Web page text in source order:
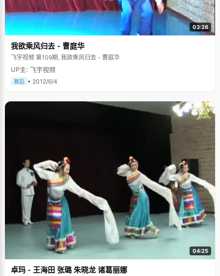
03:26
我欲乘风归去 - 曹庭华
飞宇视频 第109期, 我欲乘风归去 - 曹庭华
UP主: 飞宇视频
舞蹈 • 2012/6/4
04:25
卓玛 - 王海田 张璐 朱晓龙 诸葛丽娜